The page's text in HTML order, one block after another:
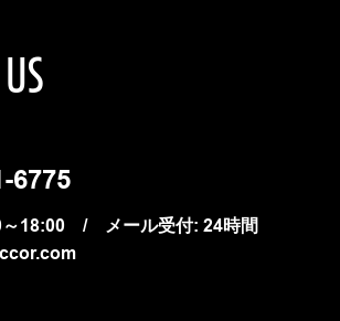
6775
～18:00 / メール受付: 24時間